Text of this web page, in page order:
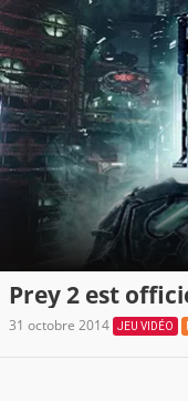
Prey 2 est
31 octobre 2014 JEU VIDÉO